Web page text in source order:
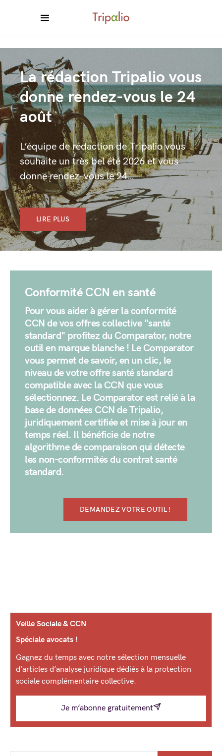
La rédaction Tripalio vous
donne rendez-vous le 24
août
L’équipe de rédaction de Tripalio vous
souhaite un très bel été 2026 et vous
donne rendez-vous le 24…
LIRE PLUS
Conformité CCN en santé
Pour vous aider à gérer la conformité
CCN de vos offres collective "santé
standard" profitez du Comparator, notre
outil en marque blanche ! Le Comparator
vous permet de savoir, en un clic, le
niveau de votre offre santé standard
compatible avec la CCN que vous
sélectionnez. Le Comparator est relié à la
base de données CCN de Tripalio,
juridiquement certifiée et mise à jour en
temps réel. Il bénéficie de notre
algorithme de comparaison qui détecte
les non-conformités du contrat santé
standard.
DEMANDEZ VOTRE OUTIL !
Veille Sociale & CCN
Spéciale avocats !
Gagnez du temps avec notre sélection mensuelle
d’articles d’analyse juridique dédiés à la protection
sociale complémentaire collective.
Je m’abonne gratuitement